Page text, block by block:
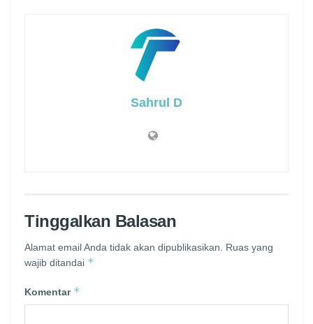
Sahrul D
Tinggalkan Balasan
Alamat email Anda tidak akan dipublikasikan.
Ruas yang
wajib ditandai *
Komentar *